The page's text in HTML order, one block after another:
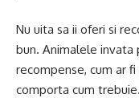
Nu uita sa ii oferi si
bun. Animalele invata
recompense, cum ar
comporta cum